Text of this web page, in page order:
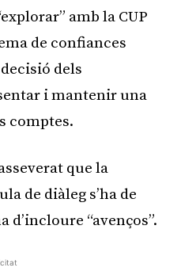
amb la CUP
de confiances
dels
i mantenir una
comptes.
que la
de diàleg s’ha de
d’incloure “avenços”.